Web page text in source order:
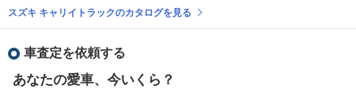
スズキ キャリイトラックのカタログを見る
車査定を依頼する
あなたの愛車、今いくら？